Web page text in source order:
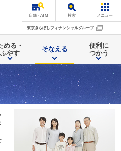
店舗・ATM 検索 メニュー
東京きらぼしフィナンシャルグループ
める・
ふやす
そなえる
便利に
つかう